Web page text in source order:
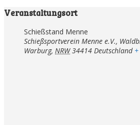
Veranstaltungsort
Schießstand Menne
Schießsportverein Menne e.V.,
Warburg, NRW 34414 Deutschland